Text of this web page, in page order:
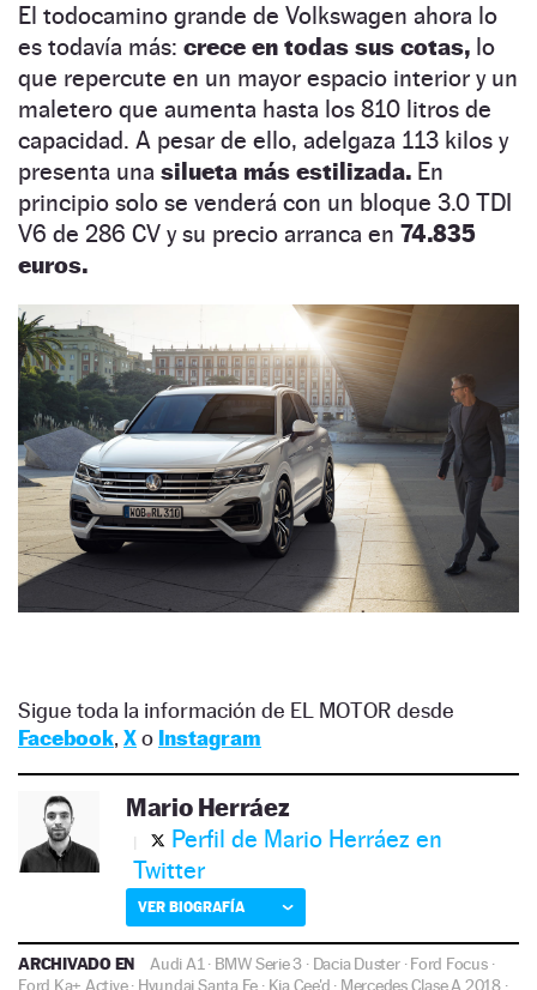
El todocamino grande de Volkswagen ahora lo
es todavía más: crece en todas sus cotas, lo
que repercute en un mayor espacio interior y un
maletero que aumenta hasta los 810 litros de
capacidad. A pesar de ello, adelgaza 113 kilos y
presenta una silueta más estilizada. En
principio solo se venderá con un bloque 3.0 TDI
V6 de 286 CV y su precio arranca en 74.835
euros.
Sigue toda la información de EL MOTOR desde
Facebook, Xo Instagram
Mario Herráez
Perfil de Mario Herráez en
Twitter
VER BIOGRAFÍA
ARCHIVADO EN Audi A1· BMW Serie 3 · Dacia Duster·Ford Focus·
Ford Ka+ Active· Hyundai Santa Fe · Kia Cee'd · Mercedes Clase A 2018·